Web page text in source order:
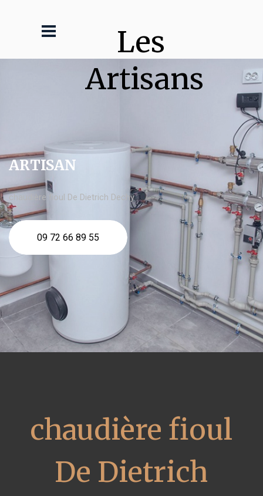
Les
Artisans
ARTISAN
chaudière fioul De Dietrich Dechy
09 72 66 89 55
chaudière fioul
De Dietrich